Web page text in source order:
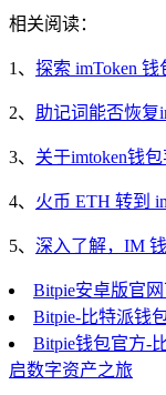
相关阅读：
1、 探索 imToken
2、 助记词能否恢复
3、 关于imtoken钱
4、 火币 ETH 转到
5、 深入了解，IM
Bitpie安卓版官
Bitpie-比特派钱
Bitpie钱包官方-
启数字资产之旅